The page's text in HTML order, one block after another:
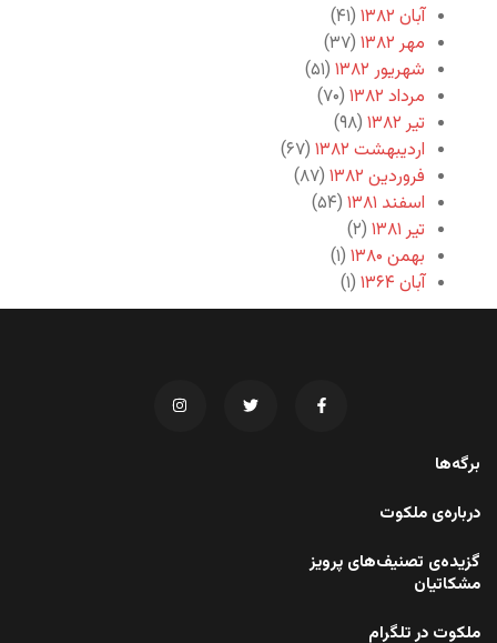
آبان ۱۳۸۲
(۴۱)
مهر ۱۳۸۲
(۳۷)
شهریور ۱۳۸۲
(۵۱)
مرداد ۱۳۸۲
(۷۰)
تیر ۱۳۸۲
(۹۸)
اردیبهشت ۱۳۸۲
(۶۷)
فروردین ۱۳۸۲
(۸۷)
اسفند ۱۳۸۱
(۵۴)
تیر ۱۳۸۱
(۲)
بهمن ۱۳۸۰
(۱)
آبان ۱۳۶۴
(۱)
برگه‌ها
درباره‌ی ملکوت
گزیده‌ی تصنیف‌های پرویز
مشکاتیان
ملکوت در تلگرام